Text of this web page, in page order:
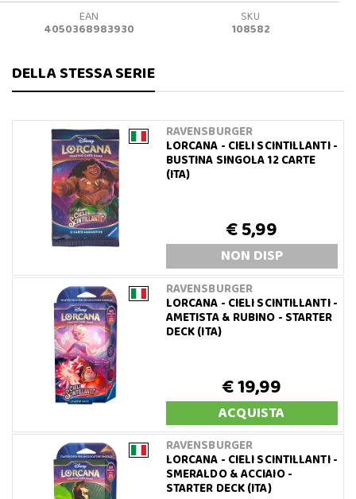
EAN
4050368983930
SKU
108582
DELLA STESSA SERIE
RAVENSBURGER
LORCANA - CIELI SCINTILLANTI -
BUSTINA SINGOLA 12 CARTE
(ITA)
€ 5,99
NON DISP
RAVENSBURGER
LORCANA - CIELI SCINTILLANTI -
AMETISTA & RUBINO - STARTER
DECK (ITA)
€ 19,99
ACQUISTA
RAVENSBURGER
LORCANA - CIELI SCINTILLANTI -
SMERALDO & ACCIAIO -
STARTER DECK (ITA)